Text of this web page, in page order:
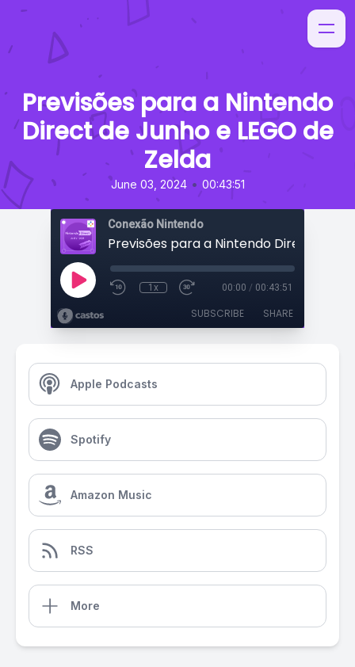
Previsões para a Nintendo
Direct de Junho e LEGO de
Zelda
June 03, 2024 • 00:43:51
Conexão Nintendo
1x 00:00 / 00:43:51
SUBSCRIBE SHARE
Apple Podcasts
Spotify
Amazon Music
RSS
More